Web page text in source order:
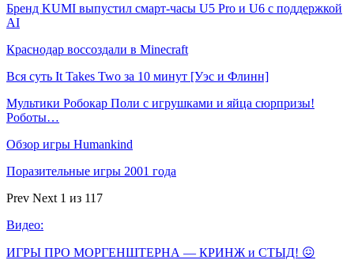
Бренд KUMI выпустил смарт-часы U5 Pro и U6 с поддержкой
AI
Краснодар воссоздали в Minecraft
Вся суть It Takes Two за 10 минут [Уэс и Флинн]
Мультики Робокар Поли с игрушками и яйца сюрпризы!
Роботы…
Обзор игры Humankind
Поразительные игры 2001 года
Prev Next 1 из 117
Видео:
ИГРЫ ПРО МОРГЕНШТЕРНА — КРИНЖ и СТЫД! 😖